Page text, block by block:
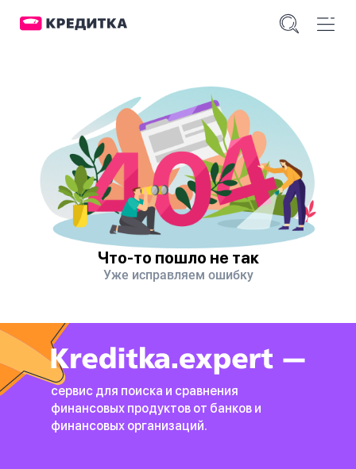
Что-то пошло не так
Уже исправляем ошибку
сервис для поиска и сравнения
финансовых продуктов от банков и
финансовых организаций.